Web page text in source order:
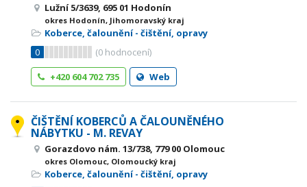
Lužní 5/3639, 695 01 Hodonín
okres Hodonín, Jihomoravský kraj
Koberce, čalounění - čištění, opravy
0
(0 hodnocení)
+420 604 702 735
Web
ČIŠTĚNÍ KOBERCŮ A ČALOUNĚNÉHO
NÁBYTKU - M. REVAY
Gorazdovo nám. 13/738, 779 00 Olomouc
okres Olomouc, Olomoucký kraj
Koberce, čalounění - čištění, opravy